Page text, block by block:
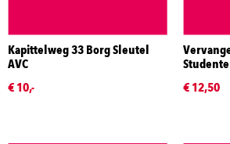
Kapittelweg 33 Borg Sleutel
AVC
€ 10,-
€ 12,50